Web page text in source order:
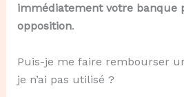
immédiatement votre banque
opposition.
Puis-je me faire rembourser
je n’ai pas utilisé ?